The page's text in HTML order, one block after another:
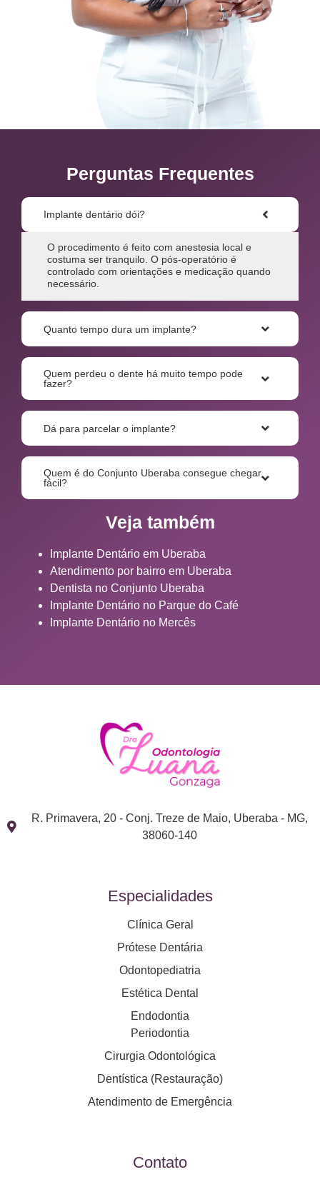
Perguntas Frequentes
Implante dentário dói?
O procedimento é feito com anestesia local e
costuma ser tranquilo. O pós-operatório é
controlado com orientações e medicação quando
necessário.
Quanto tempo dura um implante?
Quem perdeu o dente há muito tempo pode
fazer?
Dá para parcelar o implante?
Quem é do Conjunto Uberaba consegue chegar
fácil?
Veja também
Implante Dentário em Uberaba
Atendimento por bairro em Uberaba
Dentista no Conjunto Uberaba
Implante Dentário no Parque do Café
Implante Dentário no Mercês
R. Primavera, 20 - Conj. Treze de Maio, Uberaba - MG,
38060-140
Especialidades
Clínica Geral
Prótese Dentária
Odontopediatria
Estética Dental
Endodontia
Periodontia
Cirurgia Odontológica
Dentística (Restauração)
Atendimento de Emergência
Contato